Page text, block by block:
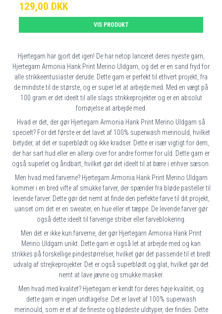
129,00 DKK
VIS PRODUKT
Hjertegarn har gjort det igen! De har netop lanceret deres nyeste garn,
Hjertegarn Armonia Hank Print Merino Uldgarn, og det er en sand fryd for
alle strikkeentusiaster derude. Dette garn er perfekt til ethvert projekt, fra
de mindste til de største, og er super let at arbejde med. Med en vægt på
100 gram er det ideelt til alle slags strikkeprojekter og er en absolut
fornøjelse at arbejde med.
Hvad er det, der gør Hjertegarn Armonia Hank Print Merino Uldgarn så
specielt? For det første er det lavet af 100% superwash merinould, hvilket
betyder, at det er superblødt og ikke kradser. Dette er især vigtigt for dem,
der har sart hud eller en allergi over for andre former for uld. Dette garn er
også superlet og åndbart, hvilket gør det ideelt til at bære i enhver sæson.
Men hvad med farverne? Hjertegarn Armonia Hank Print Merino Uldgarn
kommer i en bred vifte af smukke farver, der spænder fra bløde pasteller til
levende farver. Dette gør det nemt at finde den perfekte farve til dit projekt,
uanset om det er en sweater, en hue eller et tæppe. De levende farver gør
også dette ideelt til farverige striber eller farveblokering.
Men det er ikke kun farverne, der gør Hjertegarn Armonia Hank Print
Merino Uldgarn unikt. Dette garn er også let at arbejde med og kan
strikkes på forskellige pindestørrelser, hvilket gør det passende til et bredt
udvalg af strejkeprojekter. Det er også superblødt og glat, hvilket gør det
nemt at lave jævne og smukke masker.
Men hvad med kvalitet? Hjertegarn er kendt for deres høje kvalitet, og
dette garn er ingen undtagelse. Det er lavet af 100% superwash
merinould, som er et af de fineste og blødeste uldtyper, der findes. Dette